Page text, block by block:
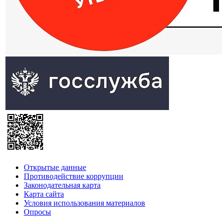
Открытые данные
Противодействие коррупции
Законодательная карта
Карта сайта
Условия использования материалов
Опросы